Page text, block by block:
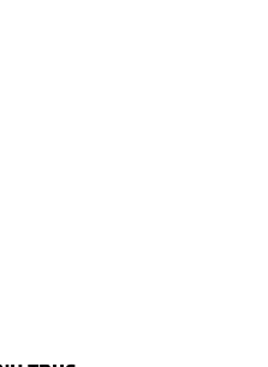
ý cơ bản trước khi mua hàng